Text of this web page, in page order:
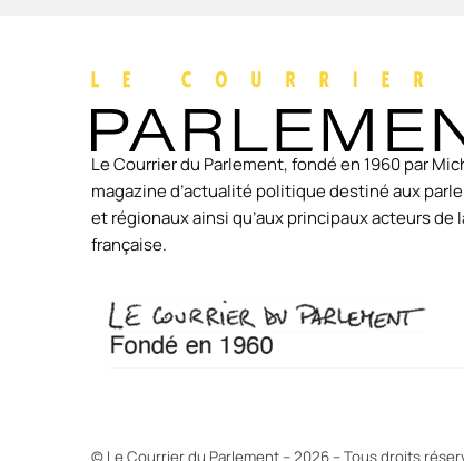
Le Courrier du Parlement, fondé en 1960 par
magazine d’actualité politique destiné aux
et régionaux ainsi qu’aux principaux acteurs de
française.
© Le Courrier du Parlement – 2026 – Tous droits